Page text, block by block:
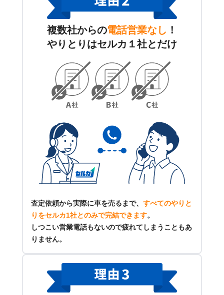
複数社からの電話営業なし ！
やりとりはセルカ１社とだけ
査定依頼から実際に車を売るまで、 すべてのやりと
りをセルカ1社とのみで完結できます。
しつこい営業電話もないので疲れてしまうこともあ
りません。